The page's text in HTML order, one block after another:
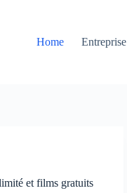
Home
Entreprise
et films gratuits